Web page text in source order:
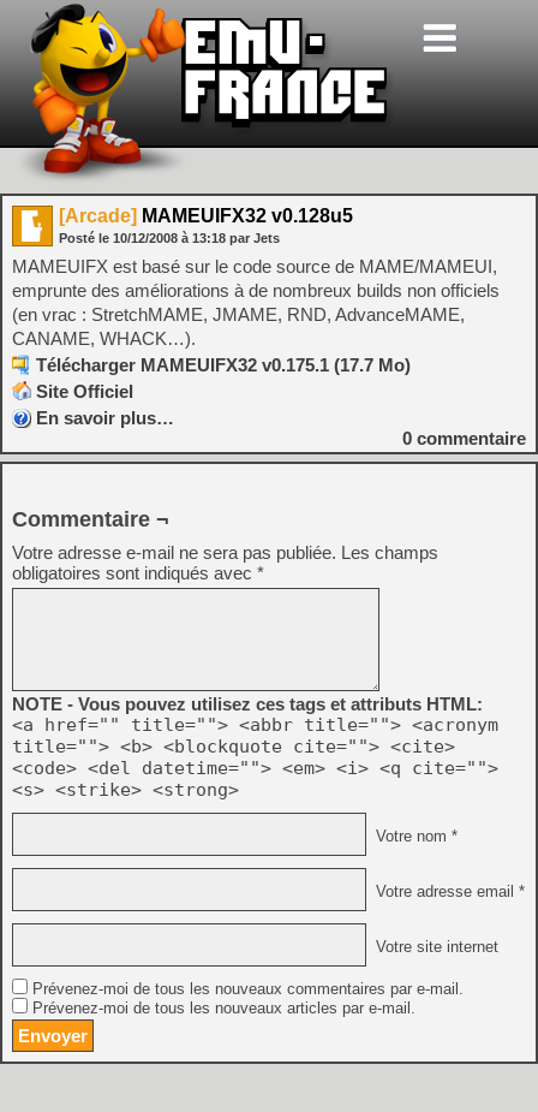
[Arcade] MAMEUIFX32 v0.128u5
Posté le 10/12/2008 à 13:18 par Jets
MAMEUIFX est basé sur le code source de MAME/MAMEUI,
emprunte des améliorations à de nombreux builds non officiels
(en vrac : StretchMAME, JMAME, RND, AdvanceMAME,
CANAME, WHACK…).
Télécharger MAMEUIFX32 v0.175.1 (17.7 Mo)
Site Officiel
En savoir plus…
0 commentaire
Commentaire ¬
Votre adresse e-mail ne sera pas publiée. Les champs
obligatoires sont indiqués avec *
NOTE - Vous pouvez utilisez ces tags et attributs HTML:
<a href="" title=""> <abbr title=""> <acronym
title=""> <b> <blockquote cite=""> <cite>
<code> <del datetime=""> <em> <i> <q cite="">
<s> <strike> <strong>
Votre nom *
Votre adresse email *
Votre site internet
Prévenez-moi de tous les nouveaux commentaires par e-mail.
Prévenez-moi de tous les nouveaux articles par e-mail.